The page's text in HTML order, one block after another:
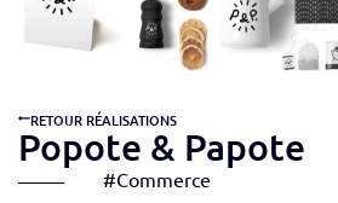
RETOUR RÉALISATIONS
Popote & Papote
#Commerce